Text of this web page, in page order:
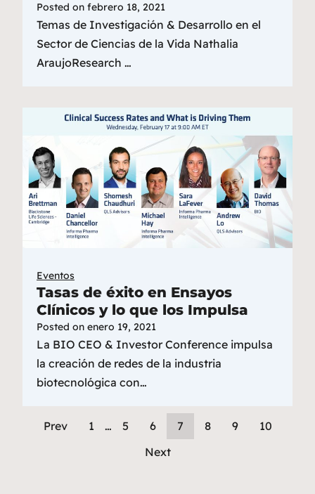
Posted on febrero 18, 2021
Temas de Investigación & Desarrollo en el
Sector de Ciencias de la Vida Nathalia
AraujoResearch …
Eventos
Tasas de éxito en Ensayos
Clínicos y lo que los Impulsa
Posted on enero 19, 2021
La BIO CEO & Investor Conference impulsa
la creación de redes de la industria
biotecnológica con…
Prev 1 … 5 6 7 8 9
10
Next